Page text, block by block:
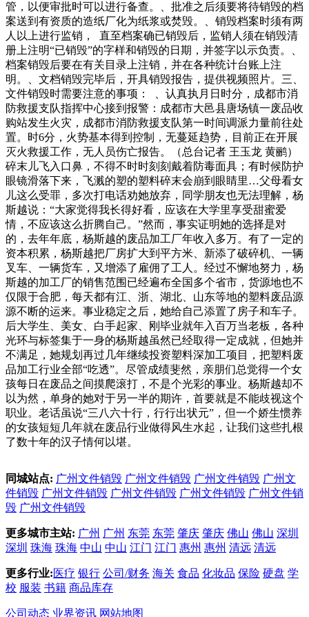
管，以便审批时可以进行备查。、批准之后须要将待销毁的档
案送到有资质的造纸厂化为纸浆或焚毁。、销毁档案时须有两
人以上进行监销， 直至档案确已销毁后，监销人须在销毁清
册上注明“已销毁”的字样和销毁的日期，并签字以示负责。、
档案销毁后要在有关目录上注销，并在各种统计台账上注
明。、文档销毁完毕后，开具销毁报告，提供视频照片。三、
文件销毁时需要注意的事项： 、认真执月日时分，成都市消
防救援支队指挥中心接到报警：成都市大邑县唐场镇一废品收
购站发生火灾，成都市消防救援支队第一时间调派力量前往处
置。时6分，火势基本得到控制，无蔓延趋势，目前正在开展
灭火救援工作，无人员伤亡报告。（总台记者 王玉龙 黄鹂）
碎末儿飞入口鼻，不得不时时刻刻戴着防毒面具；有时候防护
眼镜滑落下来，飞溅的塑的塑料碎末会崩到眼睛里…父母看女
儿这么受罪，多次打电话劝她放弃，同学朋友也无法理解，杨
斯越说：“大家觉得我长得好看，应该在大学里享受甜蜜爱
情，不应该这么折腾自己。”然而，事实证明她的选择是对
的，去年年底，杨斯越的废品加工厂年收入多万。有了一定的
资本积累，杨斯越把厂房扩大到平方米、新添了破碎机、一辆
叉车、一辆货车，又增添了雇佣了工人。经过不懈地努力，杨
斯越的加工厂的销售范围已经遍布全国多个省市，货源地也不
仅限于合肥，每天都有江、浙、湖北、山东等地的塑料废品源
源不断的运来。事业稳定之后，她给自己添置了房子和车子。
后大学生、美女、白手起家、刚毕业就年入百万当老板，各种
光环与标签集于一身的杨斯越虽然已经取得一定成就，但她并
不满足，她规划再过几年继续投资塑料深加工项目，把塑料废
品加工行业全部“吃透”。尽管成绩斐然，亲朋们总觉得一个女
孩每日在废品之间摸爬滚打，不是个光彩的事业。杨斯越却不
以为然，单身的她对于另一半的期许，首要就是不能歧视这个
职业。老话虽说“三八六十行，行行出状元”，但一个娇生惯养
的女孩短短几年就在废品行业做得风生水起，让我们这些扎根
了数十年的汉子情何以堪。
同城站点: 广州文件销毁 广州文件销毁 广州文件销毁 广州文
件销毁 广州文件销毁 广州文件销毁 广州文件销毁 广州文件销
毁 广州文件销毁
更多城市主站: 广州 广州 东莞 东莞 肇庆 肇庆 佛山 佛山 深圳
深圳 珠海 珠海 中山 中山 江门 江门 惠州 惠州 清远 清远
更多行业: 医疗 银行 公司/财务 海关 食品 化妆品 保险 硬盘 学
校 服装 书籍 商品库存
公司动态 业界资讯 网站地图